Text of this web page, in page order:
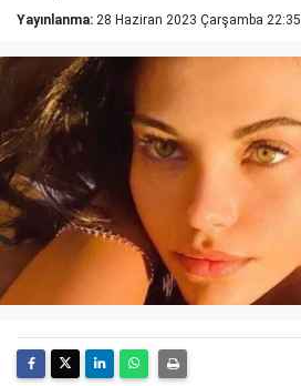
Yayınlanma: 28 Haziran 2023 Çarşamba 22:35